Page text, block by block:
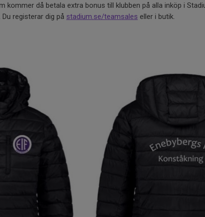
kommer då betala extra bonus till klubben på alla inköp i
registerar dig på stadium.se/teamsales eller i butik.